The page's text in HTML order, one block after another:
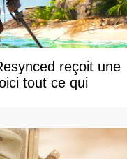
reçoit une
tout ce qui